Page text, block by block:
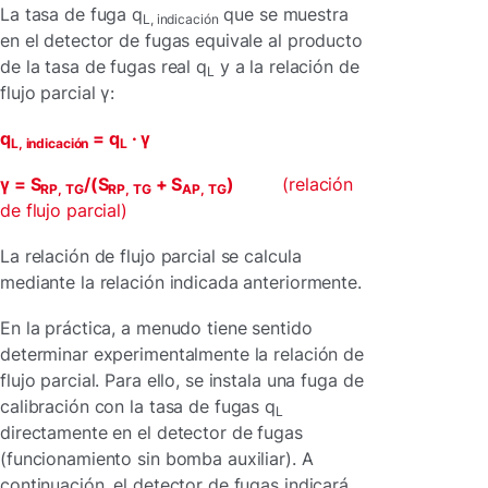
La tasa de fuga qL, indicación que se muestra
en el detector de fugas equivale al producto
de la tasa de fugas real qL y a la relación de
flujo parcial γ:
qL, indicación = qL · γ
γ = SRP, TG/(SRP, TG+ SAP, TG)
(relación
de flujo parcial)
La relación de flujo parcial se calcula
mediante la relación indicada anteriormente.
En la práctica, a menudo tiene sentido
determinar experimentalmente la relación de
flujo parcial. Para ello, se instala una fuga de
calibración con la tasa de fugas qL
directamente en el detector de fugas
(funcionamiento sin bomba auxiliar). A